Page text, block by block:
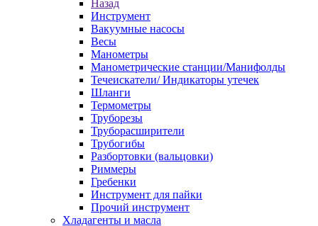
Назад
Инструмент
Вакуумные насосы
Весы
Манометры
Манометрические станции/Манифолды
Течеискатели/ Индикаторы утечек
Шланги
Термометры
Труборезы
Труборасширители
Трубогибы
Разбортовки (вальцовки)
Риммеры
Гребенки
Инструмент для пайки
Прочий инструмент
Хладагенты и масла